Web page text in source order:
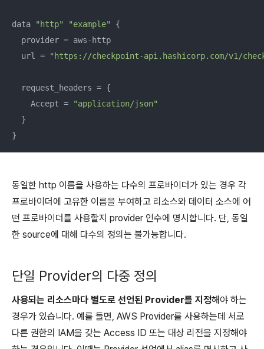
data "http" "example"
{
  provider = aws-http
  url =
"https://checkpoint-api.hashicorp.com/v1/
  request_headers = {
    Accept =
"application/json"
  }
}
동일한 http 이름을 사용하는 다수의 프로바이더가 있는 경우 각
프로바이더에 고유한 이름을 부여하고 리소스와 데이터 소스에 어
떤 프로바이더를 사용할지 provider 인수에 명시합니다. 단, 동일
한 source에 대해 다수의 정의는 불가능합니다.
단일 Provider의 다중 정의
사용되는 리소스마다 별도로 선언된 Provider를 지정해야 하는
경우가 있습니다. 예를 들면, AWS Provider를 사용하는데 서로
다른 권한의 IAM을 갖는 Access ID 또는 대상 리전을 지정해야